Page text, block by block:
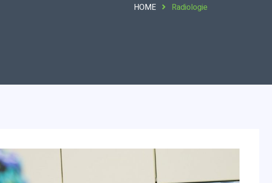
HOME Radiologie